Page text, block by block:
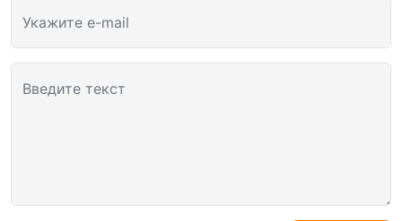
Укажите e-mail
Введите текст